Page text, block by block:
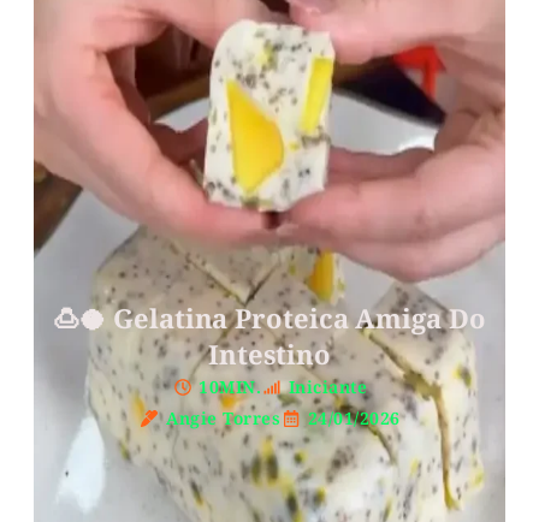
🍮🥥 Gelatina Proteica Amiga Do
Intestino
10MIN.
Iniciante
Angie Torres
24/01/2026